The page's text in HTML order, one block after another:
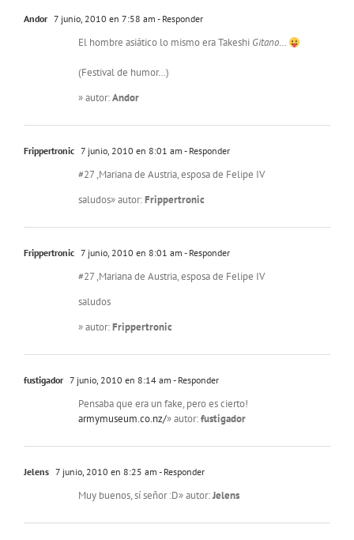
Andor 7 junio, 2010 en 7:58 am - Responder
El hombre asiático lo mismo era Takeshi Gitano…
(Festival de humor…)
» autor:Andor
Frippertronic 7 junio, 2010 en 8:01 am - Responder
#27 ,Mariana de Austria, esposa de Felipe IV
saludos» autor:Frippertronic
Frippertronic 7 junio, 2010 en 8:01 am - Responder
#27 ,Mariana de Austria, esposa de Felipe IV
saludos
» autor:Frippertronic
fustigador 7 junio, 2010 en 8:14 am - Responder
Pensaba que era un fake, pero es cierto!
armymuseum.co.nz/» autor:fustigador
Jelens 7 junio, 2010 en 8:25 am - Responder
Muy buenos, sí señor :D» autor:Jelens